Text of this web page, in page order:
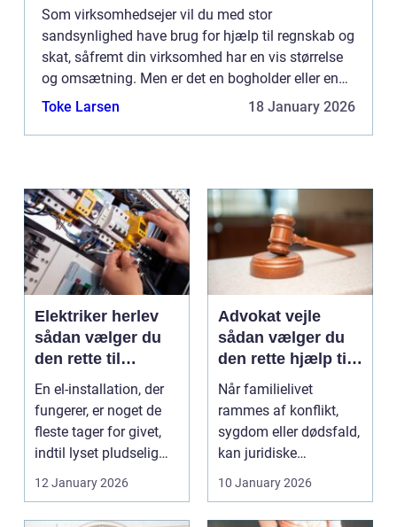
Som virksomhedsejer vil du med stor
sandsynlighed have brug for hjælp til regnskab og
skat, såfremt din virksomhed har en vis størrelse
og omsætning. Men er det en bogholder eller en
revisor, du har brug for? Hvad er en bogho...
Toke Larsen 18 January 2026
Elektriker herlev
sådan vælger du
den rette til
opgaven
En el-installation, der
fungerer, er noget de
fleste tager for givet,
indtil lyset pludselig
går, el...
12 January 2026
Advokat vejle
sådan vælger du
den rette hjælp til
familien
Når familielivet
rammes af konflikt,
sygdom eller dødsfald,
kan juridiske
spørgsmål hurtigt
10 January 2026